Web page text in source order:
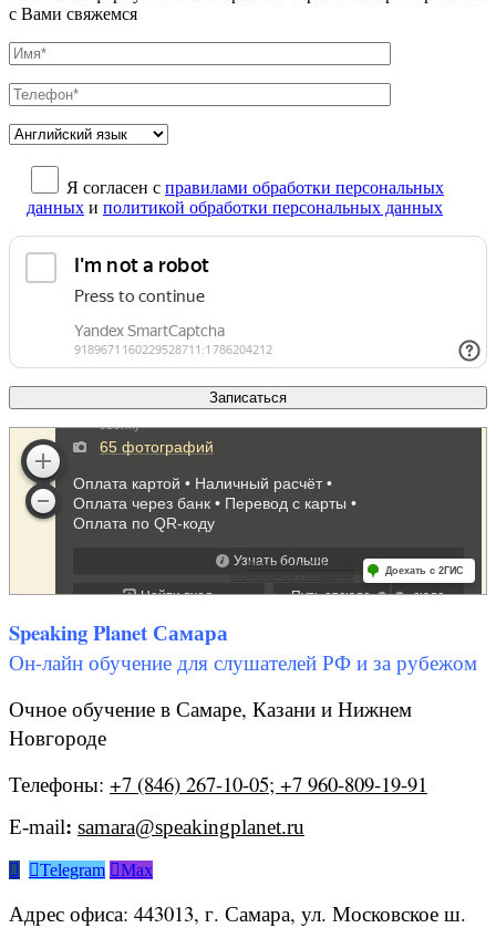
с Вами свяжемся
Я согласен с правилами обработки персональных
данных и политикой обработки персональных данных
Speaking Planet Самара
Он-лайн обучение для слушателей РФ и за рубежом
Очное обучение в Самаре, Казани и Нижнем
Новгороде
Телефоны: +7 (846) 267-10-05; +7 960-809-19-91
E-mail: samara@speakingplanet.ru
 Telegram Max
Адрес офиса: 443013, г. Самара, ул. Московское ш.